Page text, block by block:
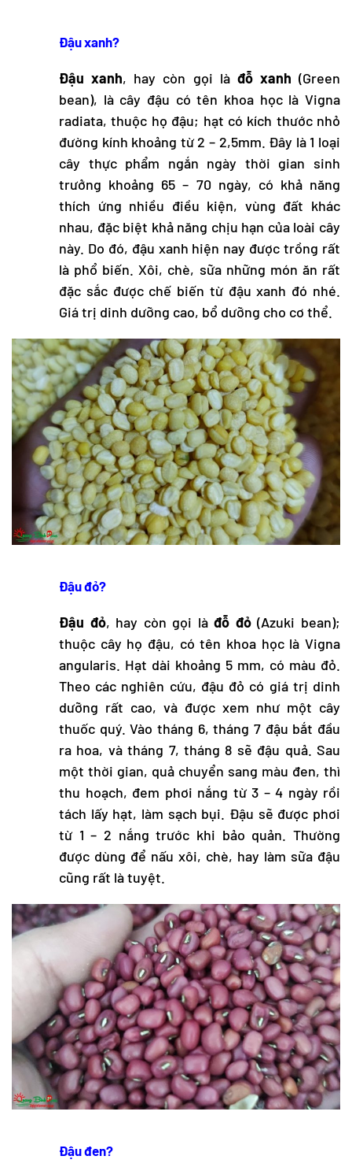
Đậu xanh?
Đậu xanh, hay còn gọi là đỗ xanh (Green
bean), là cây đậu có tên khoa học là Vigna
radiata, thuộc họ đậu; hạt có kích thước nhỏ
đường kính khoảng từ 2 – 2,5mm. Đây là 1 loại
cây thực phẩm ngắn ngày thời gian sinh
trưởng khoảng 65 – 70 ngày, có khả năng
thích ứng nhiều điều kiện, vùng đất khác
nhau, đặc biệt khả năng chịu hạn của loài cây
này. Do đó, đậu xanh hiện nay được trồng rất
là phổ biến. Xôi, chè, sữa những món ăn rất
đặc sắc được chế biến từ đậu xanh đó nhé.
Giá trị dinh dưỡng cao, bổ dưỡng cho cơ thể.
Đậu đỏ?
Đậu đỏ, hay còn gọi làđỗ đỏ(Azuki bean);
thuộc cây họ đậu, có tên khoa học là Vigna
angularis. Hạt dài khoảng 5 mm, có màu đỏ.
Theo các nghiên cứu, đậu đỏ có giá trị dinh
dưỡng rất cao, và được xem như một cây
thuốc quý. Vào tháng 6, tháng 7 đậu bắt đầu
ra hoa, và tháng 7, tháng 8 sẽ đậu quả. Sau
một thời gian, quả chuyển sang màu đen, thì
thu hoạch, đem phơi nắng từ 3 – 4 ngày rồi
tách lấy hạt, làm sạch bụi. Đậu sẽ được phơi
từ 1 – 2 nắng trước khi bảo quản. Thường
được dùng để nấu xôi, chè, hay làm sữa đậu
cũng rất là tuyệt.
Đậu đen?